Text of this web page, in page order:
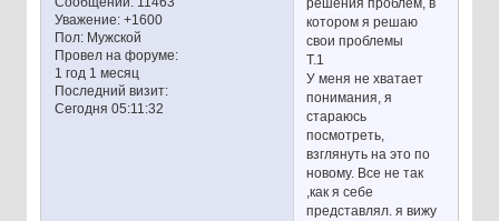
Уважение: +1600
Пол:Мужской
Провел на форуме:
1 год 1 месяц
Последний визит:
Сегодня 05:11:32
решения проблем, в
котором я решаю
свои проблемы
Т.1
У меня не хватает
понимания, я
стараюсь
посмотреть,
взглянуть на это по
новому. Все не так
,как я себе
представлял. я вижу